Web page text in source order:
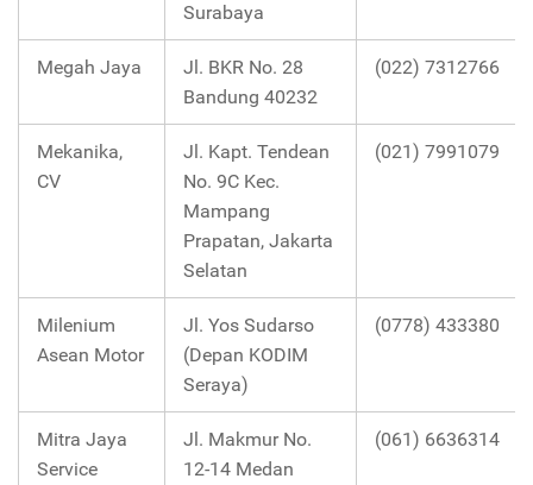
Surabaya
Megah Jaya
Jl. BKR No. 28
Bandung 40232
(022) 7312766
Mekanika,
CV
Jl. Kapt. Tendean
No. 9C Kec.
Mampang
Prapatan, Jakarta
Selatan
(021) 7991079
Milenium
Asean Motor
Jl. Yos Sudarso
(Depan KODIM
Seraya)
(0778) 433380
Mitra Jaya
Service
Jl. Makmur No.
12-14 Medan
(061) 6636314